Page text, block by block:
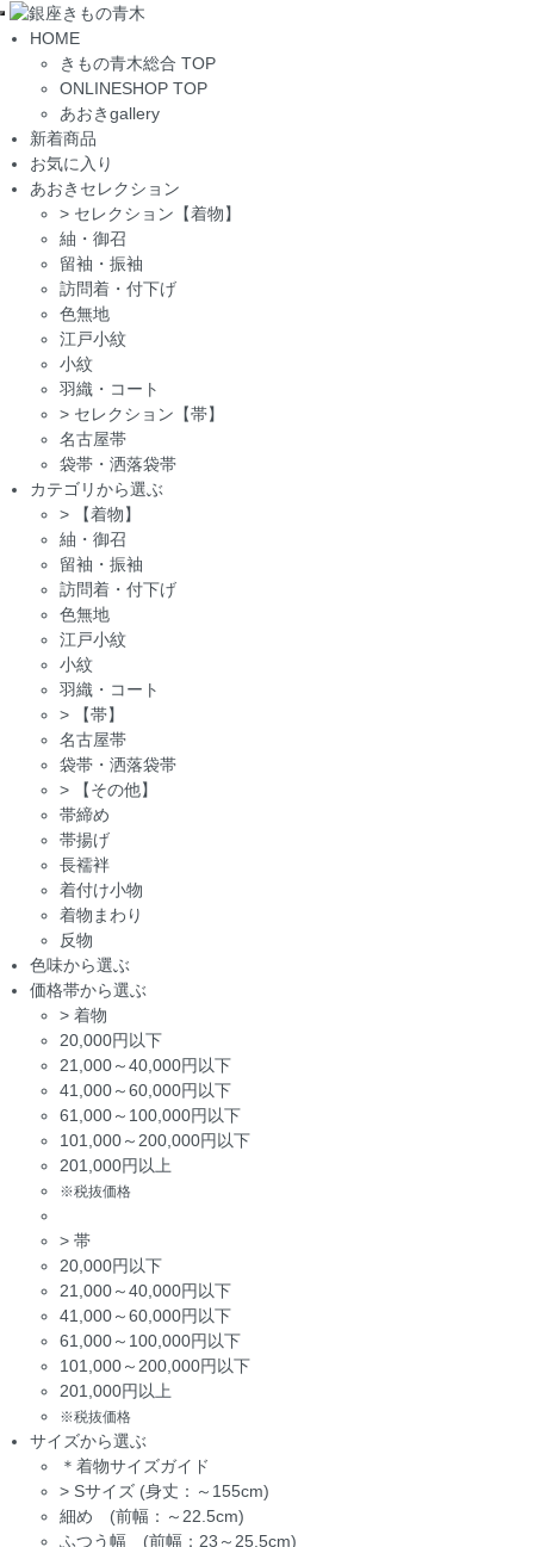
Toggle
navigation
HOME
きもの青木総合 TOP
ONLINESHOP TOP
あおきgallery
新着商品
お気に入り
あおきセレクション
> セレクション【着物】
紬・御召
留袖・振袖
訪問着・付下げ
色無地
江戸小紋
小紋
羽織・コート
> セレクション【帯】
名古屋帯
袋帯・洒落袋帯
カテゴリから選ぶ
>
【着物】
紬・御召
留袖・振袖
訪問着・付下げ
色無地
江戸小紋
小紋
羽織・コート
>
【帯】
名古屋帯
袋帯・洒落袋帯
>
【その他】
帯締め
帯揚げ
長襦袢
着付け小物
着物まわり
反物
色味から選ぶ
価格帯から選ぶ
> 着物
20,000円以下
21,000～40,000円以下
41,000～60,000円以下
61,000～100,000円以下
101,000～200,000円以下
201,000円以上
※税抜価格
> 帯
20,000円以下
21,000～40,000円以下
41,000～60,000円以下
61,000～100,000円以下
101,000～200,000円以下
201,000円以上
※税抜価格
サイズから選ぶ
＊着物サイズガイド
> Sサイズ (身丈：～155cm)
細め (前幅：～22.5cm)
ふつう幅 (前幅：23～25.5cm)